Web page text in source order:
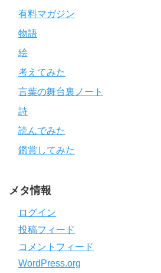
有料マガジン
物語
絵
考えてみた
言葉の舞台裏ノート
詩
読んでみた
鑑賞してみた
メタ情報
ログイン
投稿フィード
コメントフィード
WordPress.org